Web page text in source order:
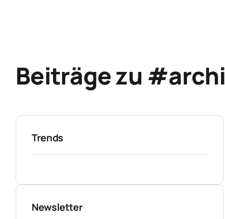
Beiträge zu
Trends
Newsletter